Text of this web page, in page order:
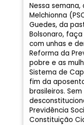
Nessa
Melchionna
Guedes, da
Bolsonaro,
com unhas e
Reforma da
pobre e as
Sistema de
fim da
brasileiros.
Previdência
Constituição